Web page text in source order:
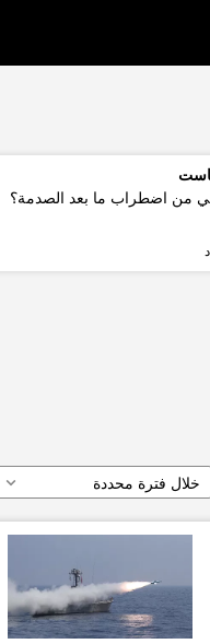
من اضطراب ما بعد الصدمة؟
خلال فترة محددة